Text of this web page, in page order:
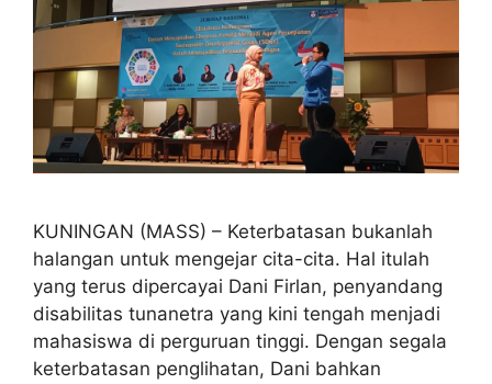
KUNINGAN (MASS) – Keterbatasan bukanlah
halangan untuk mengejar cita-cita. Hal itulah
yang terus dipercayai Dani Firlan, penyandang
disabilitas tunanetra yang kini tengah menjadi
mahasiswa di perguruan tinggi. Dengan segala
keterbatasan penglihatan, Dani bahkan